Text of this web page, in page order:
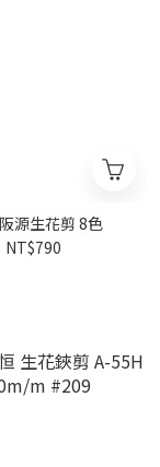
工具 阪源生花剪 8色
NT$790